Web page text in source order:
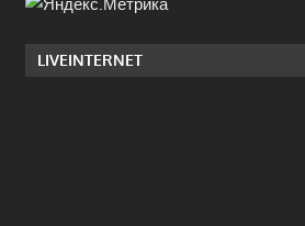
LIVEINTERNET